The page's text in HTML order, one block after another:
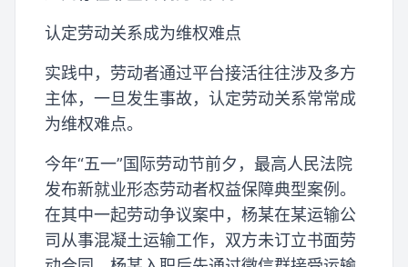
认定劳动关系成为维权难点
实践中，劳动者通过平台接活往往涉及多方
主体，一旦发生事故，认定劳动关系常常成
为维权难点。
今年“五一”国际劳动节前夕，最高人民法院
发布新就业形态劳动者权益保障典型案例。
在其中一起劳动争议案中，杨某在某运输公
司从事混凝土运输工作，双方未订立书面劳